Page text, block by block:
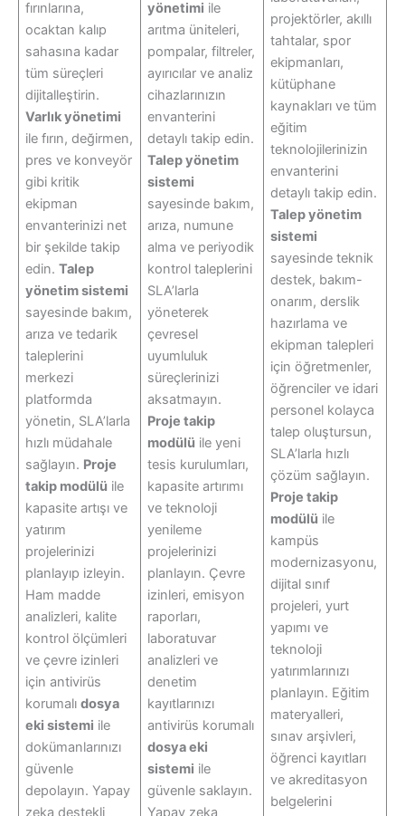
fırınlarına,
ocaktan kalıp
sahasına kadar
tüm süreçleri
dijitalleştirin.
Varlık yönetimi
ile fırın, değirmen,
pres ve konveyör
gibi kritik
ekipman
envanterinizi net
bir şekilde takip
edin.Talep
yönetim sistemi
sayesinde bakım,
arıza ve tedarik
taleplerini
merkezi
platformda
yönetin, SLA’larla
hızlı müdahale
sağlayın. Proje
takip modülü ile
kapasite artışı ve
yatırım
projelerinizi
planlayıp izleyin.
Ham madde
analizleri, kalite
kontrol ölçümleri
ve çevre izinleri
için antivirüs
korumalıdosya
eki sistemi ile
dokümanlarınızı
güvenle
depolayın. Yapay
zeka destekli
yönetimi ile
arıtma üniteleri,
pompalar, filtreler,
ayırıcılar ve analiz
cihazlarınızın
envanterini
detaylı takip edin.
Talep yönetim
sistemi
sayesinde bakım,
arıza, numune
alma ve periyodik
kontrol taleplerini
SLA’larla
yöneterek
çevresel
uyumluluk
süreçlerinizi
aksatmayın.
Proje takip
modülü ile yeni
tesis kurulumları,
kapasite artırımı
ve teknoloji
yenileme
projelerinizi
planlayın. Çevre
izinleri, emisyon
raporları,
laboratuvar
analizleri ve
denetim
kayıtlarınızı
antivirüs korumalı
dosya eki
sistemi ile
güvenle saklayın.
Yapay zeka
projektörler, akıllı
tahtalar, spor
ekipmanları,
kütüphane
kaynakları ve tüm
eğitim
teknolojilerinizin
envanterini
detaylı takip edin.
Talep yönetim
sistemi
sayesinde teknik
destek, bakım-
onarım, derslik
hazırlama ve
ekipman talepleri
için öğretmenler,
öğrenciler ve idari
personel kolayca
talep oluştursun,
SLA’larla hızlı
çözüm sağlayın.
Proje takip
modülü ile
kampüs
modernizasyonu,
dijital sınıf
projeleri, yurt
yapımı ve
teknoloji
yatırımlarınızı
planlayın. Eğitim
materyalleri,
sınav arşivleri,
öğrenci kayıtları
ve akreditasyon
belgelerini